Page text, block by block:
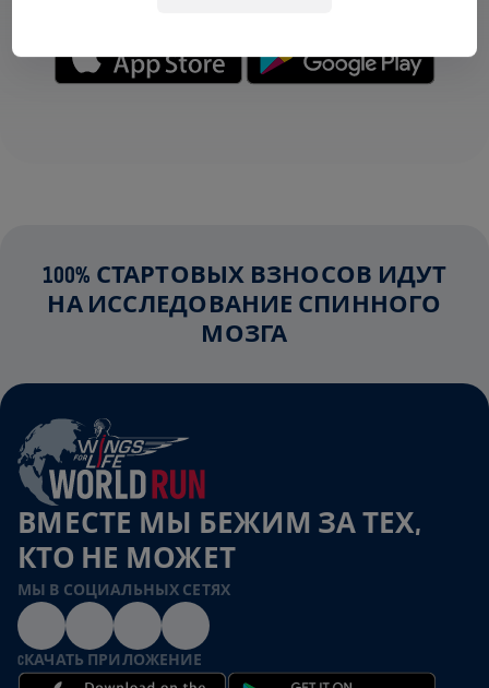
100% СТАРТОВЫХ ВЗНОСОВ ИДУТ
НА ИССЛЕДОВАНИЕ СПИННОГО
МОЗГА
ВМЕСТЕ МЫ БЕЖИМ ЗА ТЕХ,
КТО НЕ МОЖЕТ
МЫ В СОЦИАЛЬНЫХ СЕТЯХ
CКАЧАТЬ ПРИЛОЖЕНИЕ